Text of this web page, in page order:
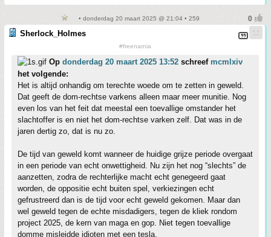
• donderdag 20 maart 2025 @ 21:04 • 259
Sherlock_Holmes
#freenarnia
Op donderdag 20 maart 2025 13:52 schreef mcmlxiv
het volgende:
Het is altijd onhandig om terechte woede om te zetten in geweld.
Dat geeft de dom-rechtse varkens alleen maar meer munitie. Nog
even los van het feit dat meestal een toevallige omstander het
slachtoffer is en niet het dom-rechtse varken zelf. Dat was in de
jaren dertig zo, dat is nu zo.
De tijd van geweld komt wanneer de huidige grijze periode overgaat
in een periode van echt onwettigheid. Nu zijn het nog “slechts” de
aanzetten, zodra de rechterlijke macht echt genegeerd gaat
worden, de oppositie echt buiten spel, verkiezingen echt
gefrustreerd dan is de tijd voor echt geweld gekomen. Maar dan
wel geweld tegen de echte misdadigers, tegen de kliek rondom
project 2025, de kern van maga en gop. Niet tegen toevallige
domme misleidde idioten met een tesla.